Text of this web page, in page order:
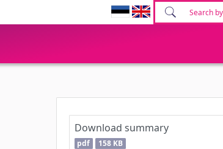
Download summary
pdf 158 KB